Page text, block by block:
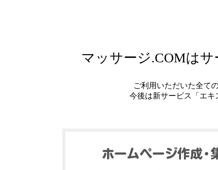
マッサージ.COMは
ご利用いただいた全て
今後は新サービス「エ